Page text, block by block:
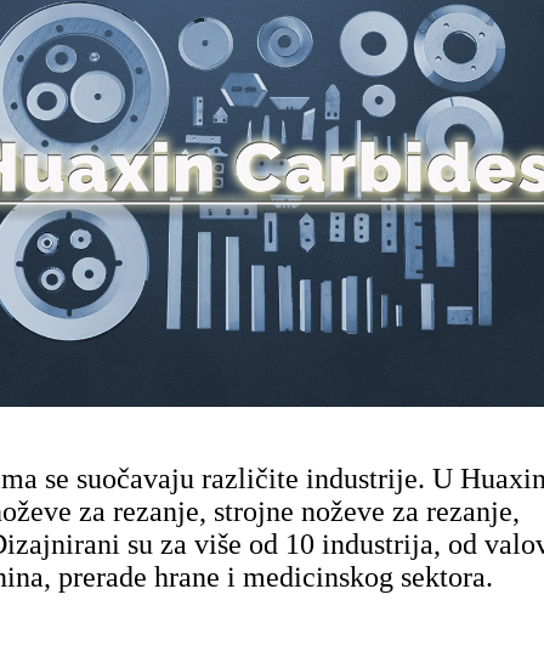
se suočavaju različite industrije. U
za rezanje, strojne noževe za rezanje,
su za više od 10 industrija, od
prerade hrane i medicinskog sektora.